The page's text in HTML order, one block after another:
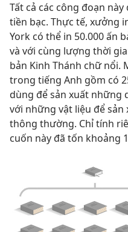
Tất cả các công đoạn
tiền bạc. Thực tế, xưởng
York có thể in 50.000 ấn
và với cùng lượng thời
bản Kinh Thánh chữ nổi.
trong tiếng Anh gồm có
dùng để sản xuất những
với những vật liệu để
thông thường. Chỉ tính
cuốn này đã tốn khoảng